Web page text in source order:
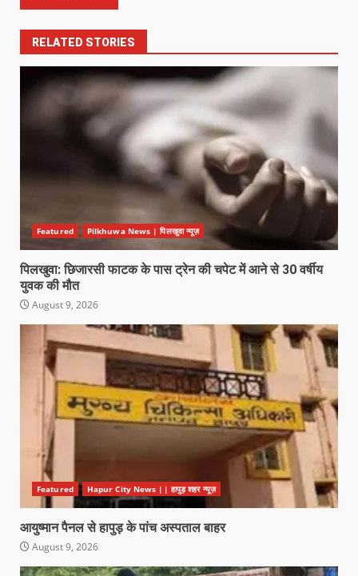
RELATED STORIES
Featured Pilkhuwa News | पिलखुवा न्यूज़
पिलखुवा: छिजारसी फाटक के पास ट्रेन की चपेट में आने से 30 वर्षीय
युवक की मौत
August 9, 2026
Featured Hapur City News || हापुड़ शहर न्यूज़
आयुष्मान पैनल से हापुड़ के पांच अस्पताल बाहर
August 9, 2026